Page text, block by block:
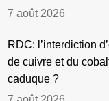
7 août 2026
RDC: l’interdiction
de cuivre et du
caduque ?